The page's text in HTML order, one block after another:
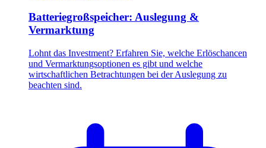
Batteriegroßspeicher: Auslegung &
Vermarktung
Lohnt das Investment? Erfahren Sie, welche Erlöschancen
und Vermarktungsoptionen es gibt und welche
wirtschaftlichen Betrachtungen bei der Auslegung zu
beachten sind.